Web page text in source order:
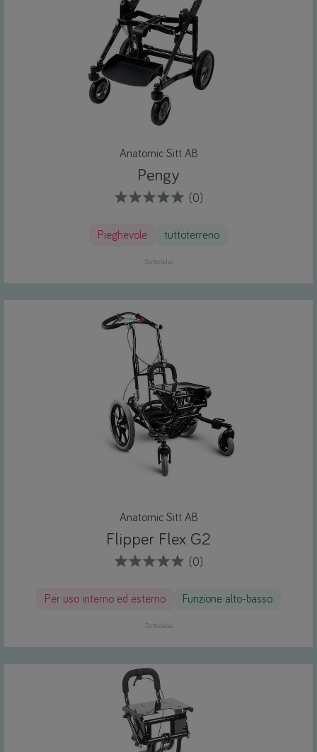
Anatomic Sitt AB
Pengy
(0)
Pieghevole tuttoterreno
Sottotelai
Anatomic Sitt AB
Flipper Flex G2
(0)
Per uso interno ed esterno Funzione alto-basso
Sottotelai